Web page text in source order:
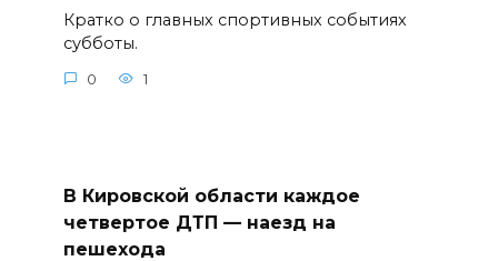
Кратко о главных спортивных событиях
субботы.
0 1
В Кировской области каждое
четвертое ДТП — наезд на
пешехода